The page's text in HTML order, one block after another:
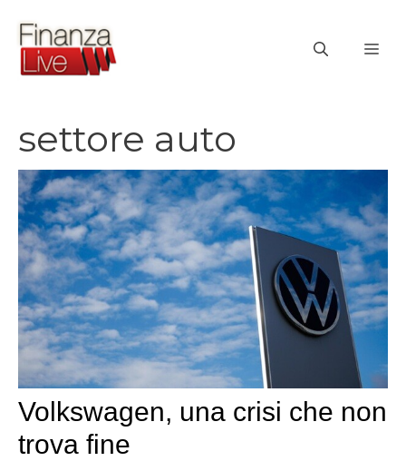
contenuto
settore auto
Volkswagen, una crisi che non
trova fine